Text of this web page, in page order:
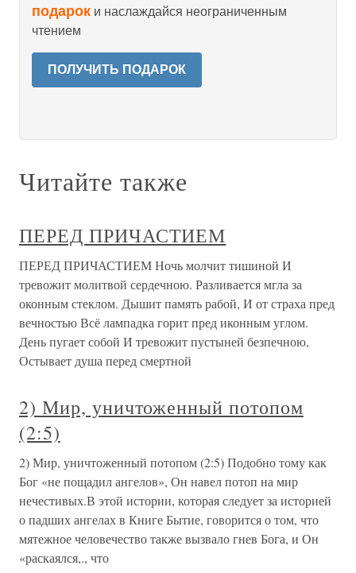
подарок и наслаждайся неограниченным
чтением
ПОЛУЧИТЬ ПОДАРОК
Читайте также
ПЕРЕД ПРИЧАСТИЕМ
ПЕРЕД ПРИЧАСТИЕМ Ночь молчит тишиной И
тревожит молитвой сердечною. Разливается мгла за
оконным стеклом. Дышит память рабой, И от страха пред
вечностью Всё лампадка горит пред иконным углом.
День пугает собой И тревожит пустыней безпечною,
Остывает душа перед смертной
2) Мир, уничтоженный потопом
(2:5)
2) Мир, уничтоженный потопом (2:5) Подобно тому как
Бог «не пощадил ангелов», Он навел потоп на мир
нечестивых.В этой истории, которая следует за историей
о падших ангелах в Книге Бытие, говорится о том, что
мятежное человечество также вызвало гнев Бога, и Он
«раскаялся,., что